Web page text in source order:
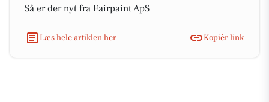
Så er der nyt fra Fairpaint ApS
Læs hele artiklen her Kopiér link